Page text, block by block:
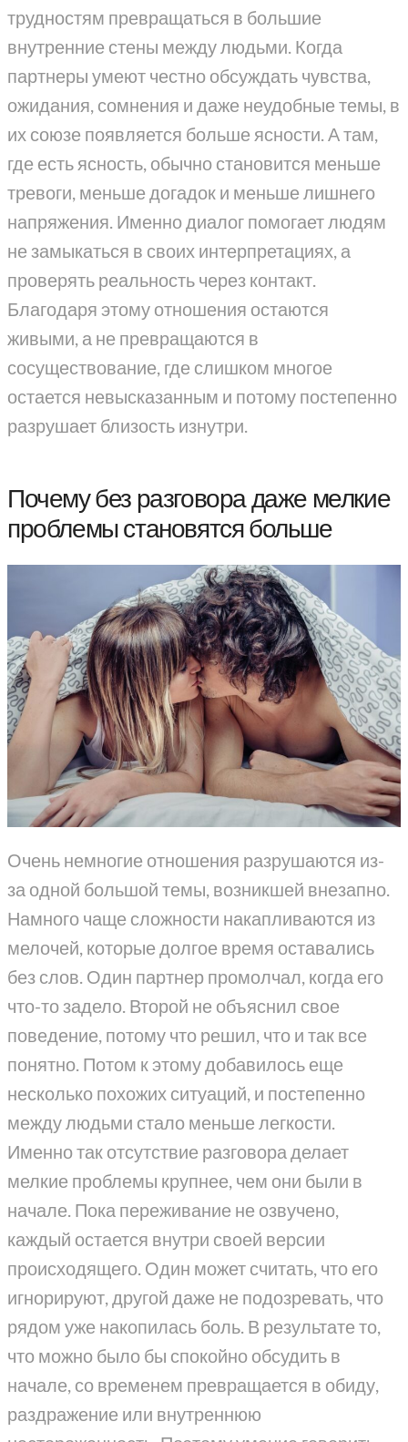
трудностям превращаться в большие
внутренние стены между людьми. Когда
партнеры умеют честно обсуждать чувства,
ожидания, сомнения и даже неудобные темы, в
их союзе появляется больше ясности. А там,
где есть ясность, обычно становится меньше
тревоги, меньше догадок и меньше лишнего
напряжения. Именно диалог помогает людям
не замыкаться в своих интерпретациях, а
проверять реальность через контакт.
Благодаря этому отношения остаются
живыми, а не превращаются в
сосуществование, где слишком многое
остается невысказанным и потому постепенно
разрушает близость изнутри.
Почему без разговора даже мелкие
проблемы становятся больше
Очень немногие отношения разрушаются из-
за одной большой темы, возникшей внезапно.
Намного чаще сложности накапливаются из
мелочей, которые долгое время оставались
без слов. Один партнер промолчал, когда его
что-то задело. Второй не объяснил свое
поведение, потому что решил, что и так все
понятно. Потом к этому добавилось еще
несколько похожих ситуаций, и постепенно
между людьми стало меньше легкости.
Именно так отсутствие разговора делает
мелкие проблемы крупнее, чем они были в
начале. Пока переживание не озвучено,
каждый остается внутри своей версии
происходящего. Один может считать, что его
игнорируют, другой даже не подозревать, что
рядом уже накопилась боль. В результате то,
что можно было бы спокойно обсудить в
начале, со временем превращается в обиду,
раздражение или внутреннюю